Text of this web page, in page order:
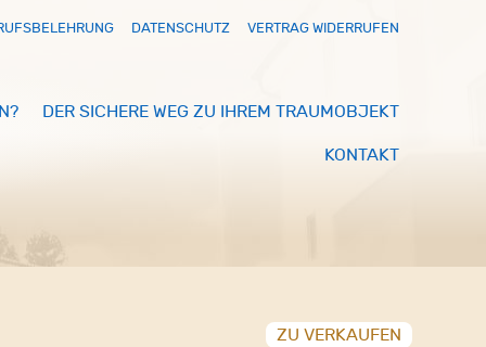
DATENSCHUTZ VERTRAG WIDERRUFEN
DER SICHERE WEG ZU IHREM TRAUMOBJEKT
KONTAKT
ZU VERKAUFEN